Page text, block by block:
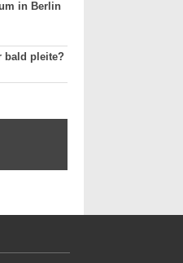
in Berlin
bald pleite?